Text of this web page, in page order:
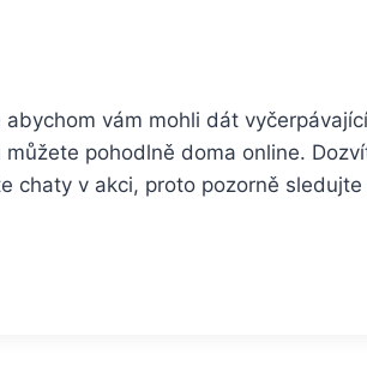
vám mohli dát
pohodlně doma online.
chaty v akci, proto pozorně sledujte